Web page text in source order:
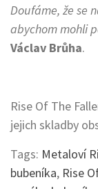
Doufáme, že se
abychom mohli
Václav Brůha.
Rise Of The
jejich skladby
Tags: Metaloví
bubeníka, Rise